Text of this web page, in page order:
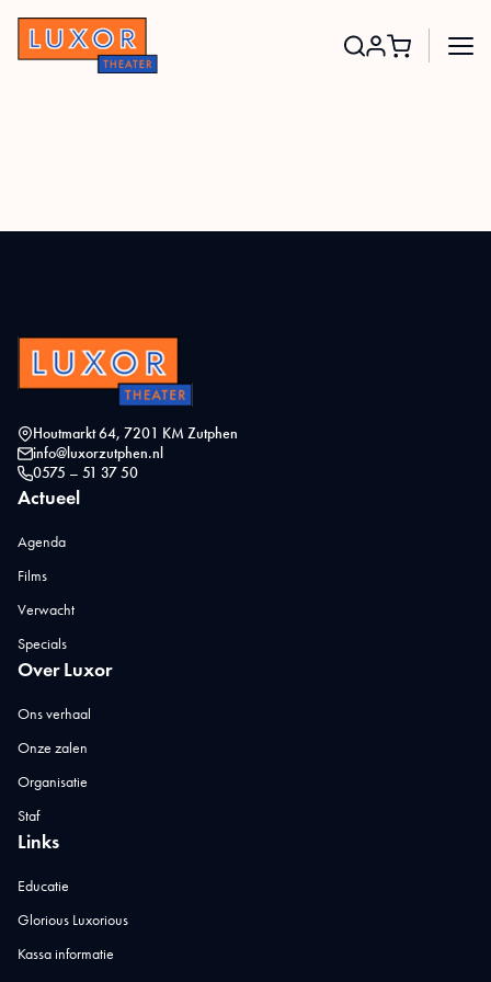
Houtmarkt 64, 7201 KM Zutphen
info@luxorzutphen.nl
0575 – 51 37 50
Actueel
Agenda
Films
Verwacht
Specials
Over Luxor
Ons verhaal
Onze zalen
Organisatie
Staf
Links
Educatie
Glorious Luxorious
Kassa informatie